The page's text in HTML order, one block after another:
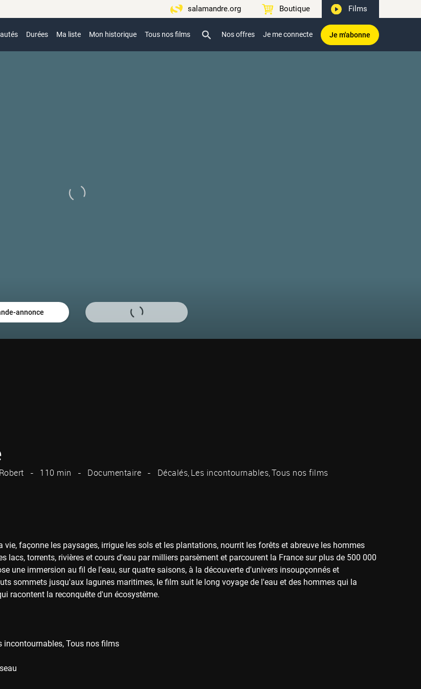
salamandre.org Boutique Films
Durées Ma liste Mon historique Tous nos films Nos offres Je me connecte Je m'abonne
annonce
110 min Documentaire Décalés Les incontournables Tous nos films
vie, façonne les paysages, irrigue les sols et les plantations, nourrit les forêts et abreuve les hommes
lacs, torrents, rivières et cours d'eau par milliers parsèment et parcourent la France sur plus de 500 000
une immersion au fil de l'eau, sur quatre saisons, à la découverte d'univers insoupçonnés et
sommets jusqu'aux lagunes maritimes, le film suit le long voyage de l'eau et des hommes qui la
racontent la reconquête d'un écosystème.
incontournables Tous nos films